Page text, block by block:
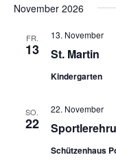
November 2026
FR.
13 St. Martin
13. November
Kindergarten
SO.
22
22. November
Schützenhaus